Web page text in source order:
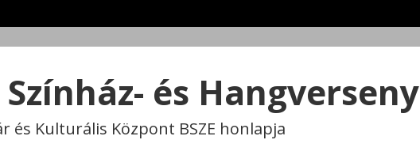
és
és Kulturális Központ BSZE honlapja